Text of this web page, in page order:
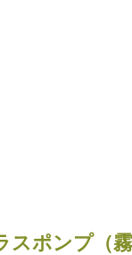
ポンプ（